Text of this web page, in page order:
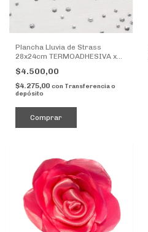
Plancha Lluvia de Strass
28x24cm TERMOADHESIVA x
UNIDAD
$4.500,00
$4.275,00 con Transferencia o
depósito
Comprar